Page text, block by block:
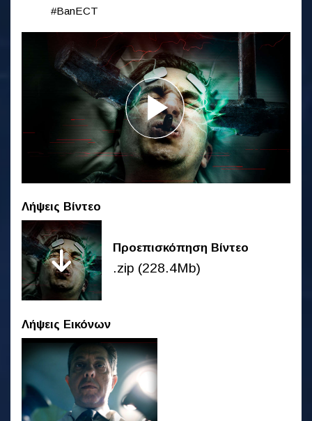
#BanECT
Λήψεις Βίντεο
Προεπισκόπηση Βίντεο
.zip (228.4Mb)
Λήψεις Εικόνων